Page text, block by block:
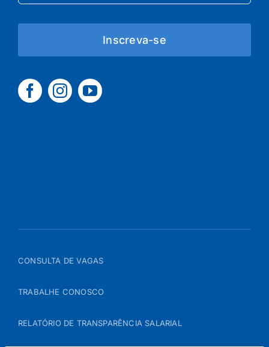
Inscreva-se
CONSULTA DE VAGAS
TRABALHE CONOSCO
RELATÓRIO DE TRANSPARÊNCIA SALARIAL